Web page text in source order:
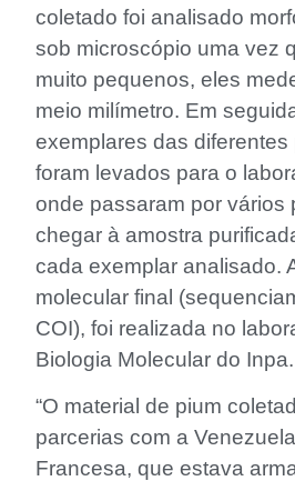
coletado foi analisado
sob microscópio uma vez
muito pequenos, eles
meio milímetro. Em
exemplares das diferentes
foram levados para o
onde passaram por vários
chegar à amostra
cada exemplar analisado.
molecular final
COI), foi realizada no
Biologia Molecular do Inpa.
“O material de pium
parcerias com a
Francesa, que estava